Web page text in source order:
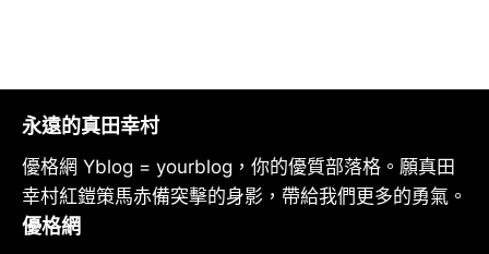
永遠的真田幸村
優格網 Yblog = yourblog，你的優質部落格。願真田
幸村紅鎧策馬赤備突擊的身影，帶給我們更多的勇氣。
優格網